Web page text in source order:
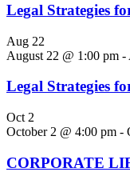
Legal Strategies
Aug 22
August 22 @ 1:00 pm -
Legal Strategies
Oct 2
October 2 @ 4:00 pm -
CORPORATE